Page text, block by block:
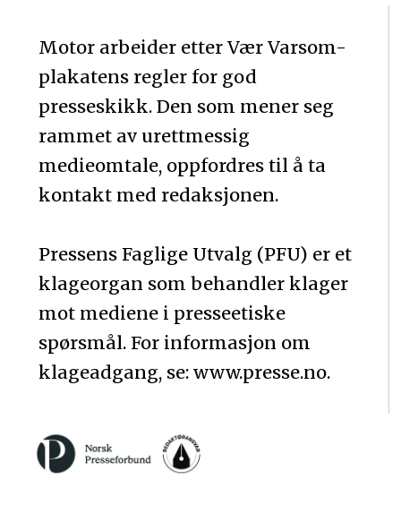
Motor arbeider etter Vær Varsom-
plakatens regler for god
presseskikk. Den som mener seg
rammet av urettmessig
medieomtale, oppfordres til å ta
kontakt med redaksjonen.
Pressens Faglige Utvalg (PFU) er et
klageorgan som behandler klager
mot mediene i presseetiske
spørsmål. For informasjon om
klageadgang, se: www.presse.no.